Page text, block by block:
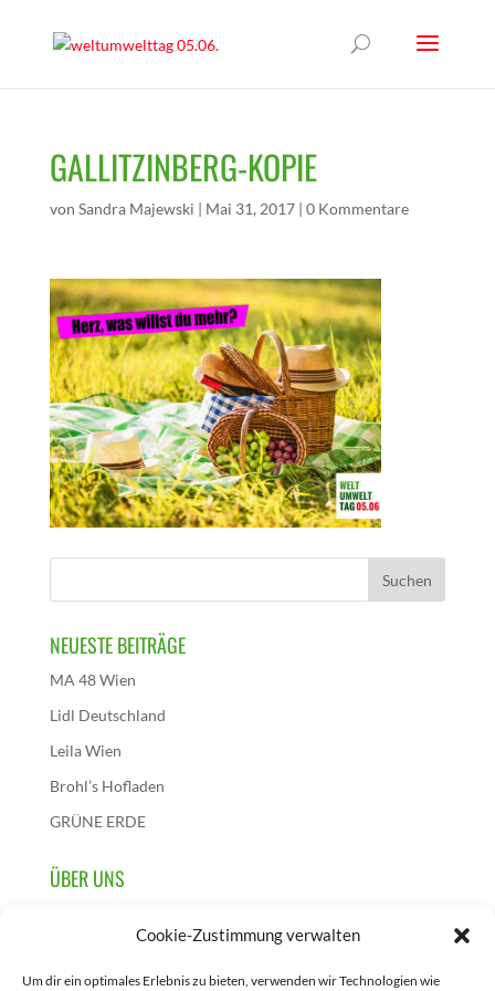
Cookie-Zustimmung verwalten
Um dir ein optimales Erlebnis zu bieten, verwenden wir Technologien wie
GALLITZINBERG-KOPIE
von Sandra Majewski | Mai 31, 2017| 0 Kommentare
NEUESTE BEITRÄGE
MA 48 Wien
Lidl Deutschland
Leila Wien
Brohl’s Hofladen
GRÜNE ERDE
ÜBER UNS
Aktionstages und initiieren, sammeln und berichten über